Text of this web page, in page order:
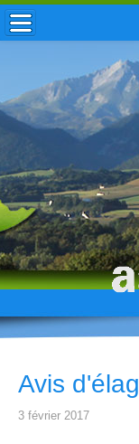
ACCUEIL /
MUNICIPALITÉ
VIE LOCALE
ENFANCE
TOURISME
HISTOIRE
Avis
3 février 2017